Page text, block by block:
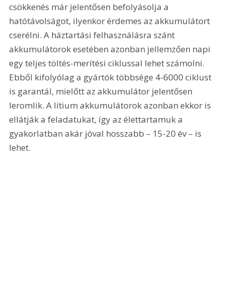
csökkenés már jelentősen befolyásolja a
hatótávolságot, ilyenkor érdemes az akkumulátort
cserélni. A háztartási felhasználásra szánt
akkumulátorok esetében azonban jellemzően napi
egy teljes töltés-merítési ciklussal lehet számolni.
Ebből kifolyólag a gyártók többsége 4-6000 ciklust
is garantál, mielőtt az akkumulátor jelentősen
leromlik. A lítium akkumulátorok azonban ekkor is
ellátják a feladatukat, így az élettartamuk a
gyakorlatban akár jóval hosszabb – 15-20 év – is
lehet.